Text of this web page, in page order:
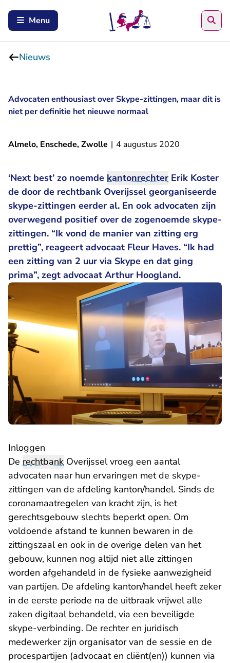
Menu
Nieuws
Advocaten enthousiast over Skype-zittingen, maar dit is
niet per definitie het nieuwe normaal
Almelo, Enschede, Zwolle | 4 augustus 2020
‘Next best’ zo noemde - U verlaat Rechtspraak.nl
kantonrechter Erik Koster
de door de rechtbank Overijssel georganiseerde
skype-zittingen eerder al. En ook advocaten zijn
overwegend positief over de zogenoemde skype-
zittingen. “Ik vond de manier van zitting erg
prettig”, reageert advocaat Fleur Haves. “Ik had
een zitting van 2 uur via Skype en dat ging
prima”, zegt advocaat Arthur Hoogland.
Inloggen
De rechtbank Overijssel vroeg een aantal
advocaten naar hun ervaringen met de skype-
zittingen van de afdeling kanton/handel. Sinds de
coronamaatregelen van kracht zijn, is het
gerechtsgebouw slechts beperkt open. Om
voldoende afstand te kunnen bewaren in de
zittingszaal en ook in de overige delen van het
gebouw, kunnen nog altijd niet alle zittingen
worden afgehandeld in de fysieke aanwezigheid
van partijen. De afdeling kanton/handel heeft zeker
in de eerste periode na de uitbraak vrijwel alle
zaken digitaal behandeld, via een beveiligde
skype-verbinding. De rechter en juridisch
medewerker zijn organisator van de sessie en de
procespartijen (advocaat en cliënt(en)) kunnen via